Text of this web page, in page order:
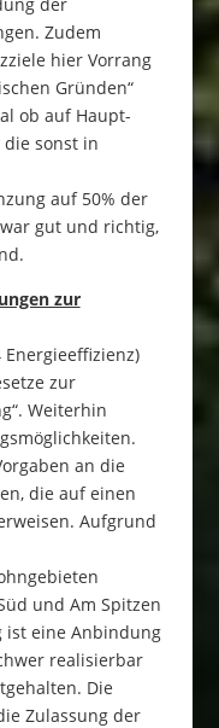
Zudem
hier Vorrang
Gründen“
ob auf Haupt-
sonst in
auf 50% der
gut und richtig,
zur
zur
Weiterhin
an die
die auf einen
Aufgrund
und Am Spitzen
ist eine Anbindung
realisierbar
Die
Zulassung der